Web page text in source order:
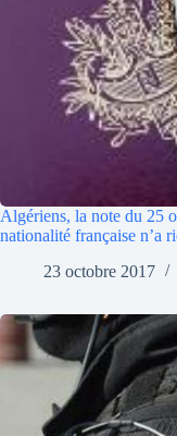
Algériens, la note du 25
nationalité française n’a
23 octobre 2017